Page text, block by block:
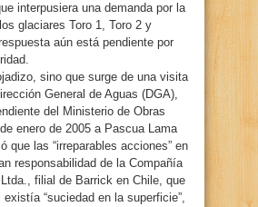
interpusiera una demanda por la
glaciares Toro 1, Toro 2 y
aún está pendiente por
sino que surge de una visita
General de Aguas (DGA),
del Ministerio de Obras
enero de 2005 a Pascua Lama
que las “irreparables acciones” en
responsabilidad de la Compañía
filial de Barrick en Chile, que
“suciedad en la superficie”,